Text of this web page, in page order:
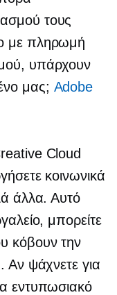
τους
με πληρωμή
υπάρχουν
μας; Adobe
Cloud
κοινωνικά
άλλα. Αυτό
μπορείτε
κόβουν την
Αν ψάχνετε για
εντυπωσιακό